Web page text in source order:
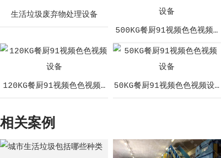
生活垃圾废弃物处理设备
500KG餐厨91视频色色视频
120KG餐厨91视频色色视频设备50KG餐厨91视频色色视频设
相关案例